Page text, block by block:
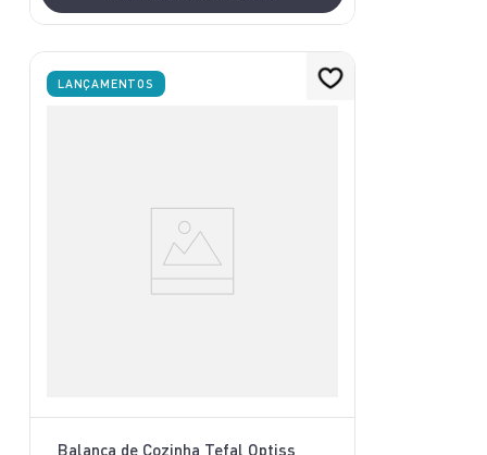
LANÇAMENTOS
Balança de Cozinha Tefal Optiss